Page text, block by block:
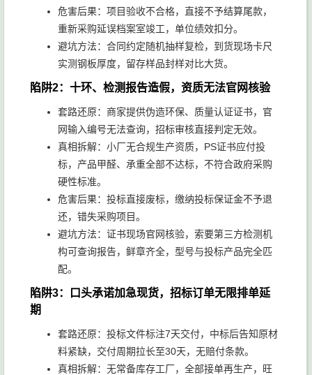
危害后果：项目验收不合格，直接不予结算尾款，
重新采购延误档案室竣工，单位绩效扣分。
避坑方法：合同约定随机抽样复检，到货现场卡尺
实测钢板厚度，留存样品封样对比大货。
陷阱2：十环、检测报告造假，资质无法官网核验
套路还原：商家提供伪造环保、质量认证证书，官
网输入编号无法查询，招标审核直接判定无效。
真相拆解：小厂无合规生产资质，PS证书应付投
标，产品甲醛、承重全部不达标，不符合政府采购
硬性标准。
危害后果：投标直接废标，缴纳投标保证金不予退
还，错失采购项目。
避坑方法：证书现场官网核验，索要第三方检测机
构可查询报告，鲜章齐全，型号与投标产品完全匹
配。
陷阱3：口头承诺加急现货，招标订单无限排单延
期
套路还原：投标文件标注7天交付，中标后告知原材
料紧缺，交付周期拉长至30天，无赔付条款。
真相拆解：无常备库存工厂，全部接单再生产，旺